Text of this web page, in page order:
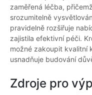
zaměřená léčba,
srozumitelně
pravidelně rozšiřuje
zajistila efektivní péči.
možné zakoupit kvalitní
usnadňuje budování
Zdroje pro